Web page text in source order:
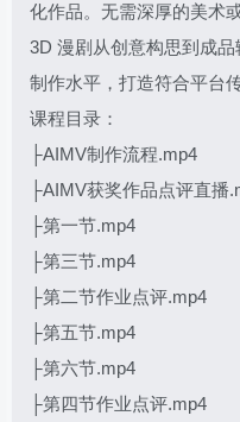
化作品。无需深厚的美术
3D 漫剧从创意构思到成
制作水平，打造符合平台
课程目录：
├AIMV制作流程.mp4
├AIMV获奖作品点评直播
├第一节.mp4
├第三节.mp4
├第二节作业点评.mp4
├第五节.mp4
├第六节.mp4
├第四节作业点评.mp4